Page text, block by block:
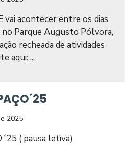
vai acontecer entre os dias
no Parque Augusto Pólvora,
recheada de atividades
aqui: ...
2025
( pausa letiva)